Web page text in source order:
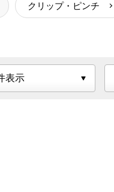
クリップ・ピンチ